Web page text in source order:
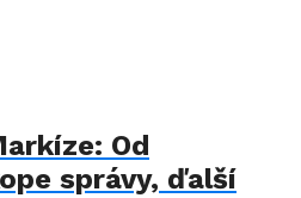
Od
správy, ďalší